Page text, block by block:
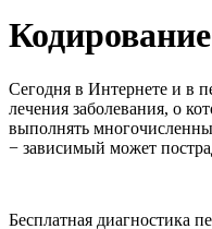
Сегодня в Интернете и в
лечения заболевания, о
выполнять
− зависимый может
Бесплатная диагностика